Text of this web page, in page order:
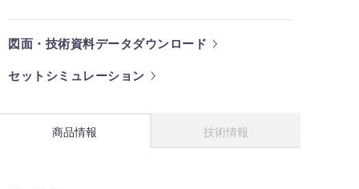
図面・技術資料データダウンロード
セットシミュレーション
商品情報 技術情報